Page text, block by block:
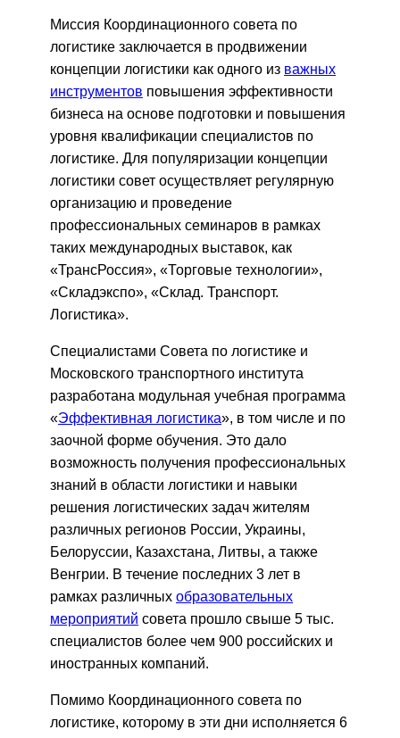
Миссия Координационного совета по
логистике заключается в продвижении
концепции логистики как одного из важных
инструментов повышения эффективности
бизнеса на основе подготовки и повышения
уровня квалификации специалистов по
логистике. Для популяризации концепции
логистики совет осуществляет регулярную
организацию и проведение
профессиональных семинаров в рамках
таких международных выставок, как
«ТрансРоссия», «Торговые технологии»,
«Складэкспо», «Склад. Транспорт.
Логистика».
Специалистами Совета по логистике и
Московского транспортного института
разработана модульная учебная программа
«Эффективная логистика», в том числе и по
заочной форме обучения. Это дало
возможность получения профессиональных
знаний в области логистики и навыки
решения логистических задач жителям
различных регионов России, Украины,
Белоруссии, Казахстана, Литвы, а также
Венгрии. В течение последних 3 лет в
рамках различных образовательных
мероприятий совета прошло свыше 5 тыс.
специалистов более чем 900 российских и
иностранных компаний.
Помимо Координационного совета по
логистике, которому в эти дни исполняется 6